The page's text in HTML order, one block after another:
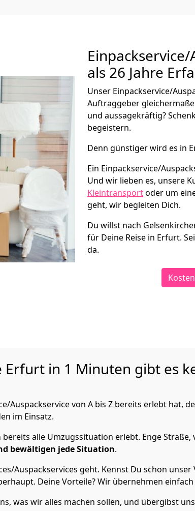
als 26 Jahre
Unser Einpackservice/
Auftraggeber
und aussagekräftig?
begeistern.
Denn günstiger wird es in
Ein Einpackservice/
Und wir lieben es, unsere
Kleintransportoder um
geht, wir begleiten Dich.
Du willst nach
für Deine Reise in Erfurt.
da.
Erfurt in 1 Minuten gibt es
Auspackservice von A bis Z bereits erlebt hat,
im Einsatz.
alle Umzugssituation erlebt. Enge
bewältigen jede Situation.
Auspackservices geht. Kennst Du schon unser
Deine Vorteile? Wir übernehmen einfach
was wir alles machen sollen, und übergibst